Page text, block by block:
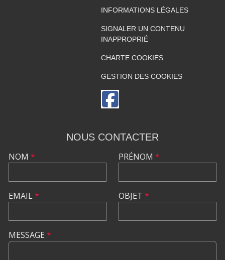
INFORMATIONS LÉGALES
SIGNALER UN CONTENU
INAPPROPRIÉ
CHARTE COOKIES
GESTION DES COOKIES
NOUS CONTACTER
NOM *
EMAIL*
PRÉNOM *
OBJET *
MESSAGE *